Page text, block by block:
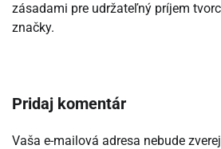
zásadami pre udržateľný príjem
značky.
Pridaj komentár
Vaša e-mailová adresa nebude